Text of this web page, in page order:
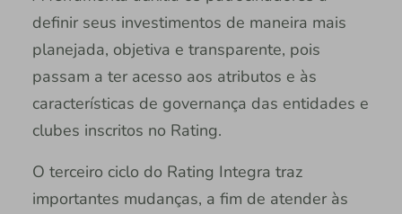
definir seus investimentos de maneira mais
planejada, objetiva e transparente, pois
passam a ter acesso aos atributos e às
características de governança das entidades e
clubes inscritos no Rating.
O terceiro ciclo do Rating Integra traz
importantes mudanças, a fim de atender às